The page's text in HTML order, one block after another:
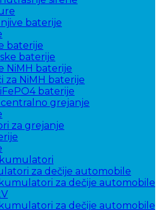
baterije
baterije
baterije
NiMH baterije
za NiMH baterije
baterije
grejanje
za grejanje
za dečije automobile
za dečije automobile
za dečije automobile